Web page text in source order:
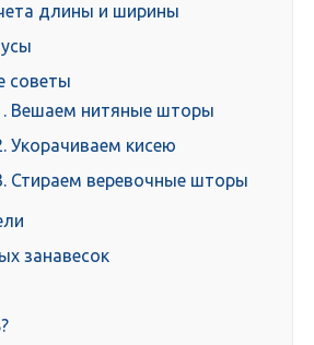
длины и ширины
советы
Вешаем нитяные шторы
Укорачиваем кисею
Стираем веревочные шторы
занавесок